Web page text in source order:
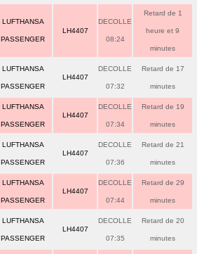
LUFTHANSA
PASSENGER
LH4407
DECOLLE
08:24
Retard de 1
heure et 9
minutes
LUFTHANSA
PASSENGER
LH4407
DECOLLE
07:32
Retard de 17
minutes
LUFTHANSA
PASSENGER
LH4407
DECOLLE
07:34
Retard de 19
minutes
LUFTHANSA
PASSENGER
LH4407
DECOLLE
07:36
Retard de 21
minutes
LUFTHANSA
PASSENGER
LH4407
DECOLLE
07:44
Retard de 29
minutes
LUFTHANSA
PASSENGER
LH4407
DECOLLE
07:35
Retard de 20
minutes